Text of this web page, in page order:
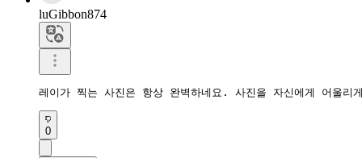
luGibbon874
레이가 찍는 사진은 항상 완벽하네요. 사진을 자신에게 어울
0